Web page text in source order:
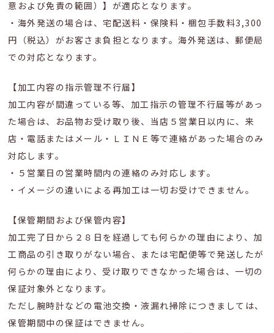
意および免責の範囲）】が適応となります。
・海外発送の場合は、宅配送料・保険料・梱包手数料3,300
円（税込）がお客さま負担となります。海外発送は、郵便局
での対応となります。
【加工内容の指示管理不行届】
加工内容が間違っている等、加工指示の管理不行届等があっ
た場合は、お品物お受け取り後、当店５営業日以内に、来
店・電話またはメール・ＬＩＮＥ等で連絡があった場合のみ
対応します。
・５営業日の営業時間内の連絡のみ対応します。
・イメージの違いによる再加工は一切お受けできません。
【保管期間および保管内容】
加工完了日から２８日を経過しても何らかの理由により、加
工商品の引き取りがない場合、または宅配便等で発送したが
何らかの理由により、受け取りできなかった場合は、一切の
保証対象外となります。
ただし腕時計などの電池交換・液漏れ掃除につきましては、
保管期間中の保証はできません。